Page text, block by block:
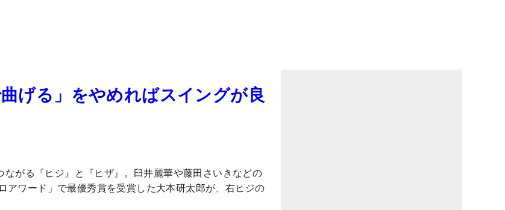
げる」をやめればスイングが良
がる『ヒジ』と『ヒザ』。臼井麗華や藤田さいきなどの
アワード」で最優秀賞を受賞した大本研太郎が、右ヒジの